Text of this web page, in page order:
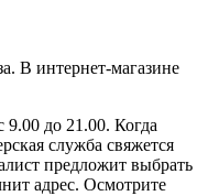
В интернет-магазине
9.00 до 21.00. Когда
служба свяжется
предложит выбрать
адрес. Осмотрите